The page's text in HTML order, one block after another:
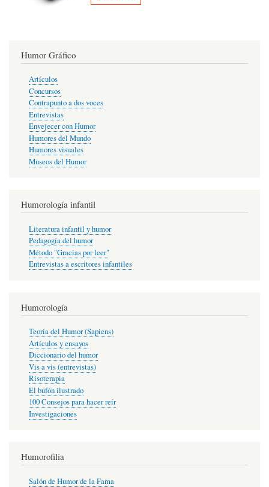
Humor Gráfico
Artículos
Concursos
Contrapunto a dos voces
Entrevistas
Envejecer con Humor
Humores del Mundo
Humores visuales
Museos del Humor
Humorología infantil
Literatura infantil y humor
Pedagogía del humor
Método "Gracias por leer"
Entrevistas a escritores infantiles
Humorología
Teoría del Humor (Sapiens)
Artículos y ensayos
Diccionario del humor
Vis a vis (entrevistas)
Risoterapia
El bufón ilustrado
100 Consejos para hacer reír
Investigaciones
Humorofilia
Salón de Humor de la Fama